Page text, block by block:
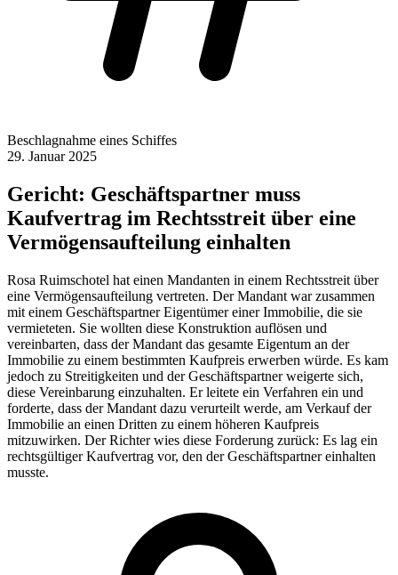
Beschlagnahme eines Schiffes
29. Januar 2025
Gericht: Geschäftspartner muss
Kaufvertrag im Rechtsstreit über eine
Vermögensaufteilung einhalten
Rosa Ruimschotel hat einen Mandanten in einem Rechtsstreit über
eine Vermögensaufteilung vertreten. Der Mandant war zusammen
mit einem Geschäftspartner Eigentümer einer Immobilie, die sie
vermieteten. Sie wollten diese Konstruktion auflösen und
vereinbarten, dass der Mandant das gesamte Eigentum an der
Immobilie zu einem bestimmten Kaufpreis erwerben würde. Es kam
jedoch zu Streitigkeiten und der Geschäftspartner weigerte sich,
diese Vereinbarung einzuhalten. Er leitete ein Verfahren ein und
forderte, dass der Mandant dazu verurteilt werde, am Verkauf der
Immobilie an einen Dritten zu einem höheren Kaufpreis
mitzuwirken. Der Richter wies diese Forderung zurück: Es lag ein
rechtsgültiger Kaufvertrag vor, den der Geschäftspartner einhalten
musste.